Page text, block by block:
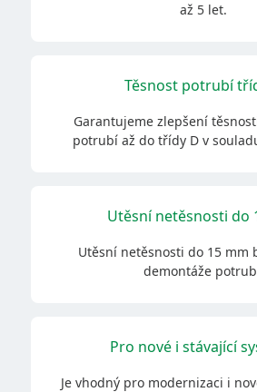
až 5 let.
Těsnost potrubí
Garantujeme zlepšení
potrubí až do třídy D v
Utěsní netěsnosti do
Utěsní netěsnosti do 15 mm
demontáže
Pro nové i stávající
Je vhodný pro modernizaci i